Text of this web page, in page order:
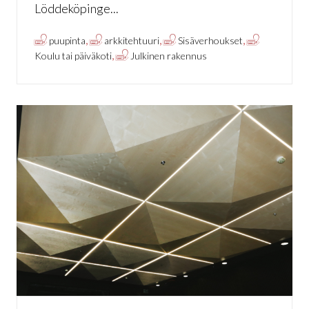
Löddeköpinge...
puupinta, arkkitehtuuri, Sisäverhoukset,
Koulu tai päiväkoti, Julkinen rakennus